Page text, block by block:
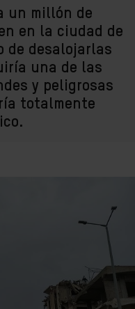
un millón de
en la ciudad de
de desalojarlas
una de las
y peligrosas
totalmente